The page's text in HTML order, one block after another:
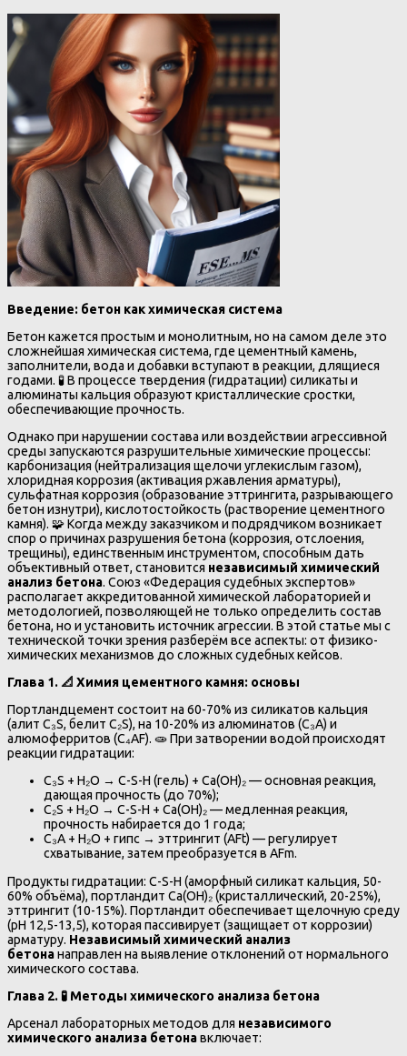
Введение: бетон как химическая система
Бетон кажется простым и монолитным, но на самом деле это
сложнейшая химическая система, где цементный камень,
заполнители, вода и добавки вступают в реакции, длящиеся
годами. 🧪 В процессе твердения (гидратации) силикаты и
алюминаты кальция образуют кристаллические сростки,
обеспечивающие прочность.
Однако при нарушении состава или воздействии агрессивной
среды запускаются разрушительные химические процессы:
карбонизация (нейтрализация щелочи углекислым газом),
хлоридная коррозия (активация ржавления арматуры),
сульфатная коррозия (образование эттрингита, разрывающего
бетон изнутри), кислотостойкость (растворение цементного
камня). 🧩 Когда между заказчиком и подрядчиком возникает
спор о причинах разрушения бетона (коррозия, отслоения,
трещины), единственным инструментом, способным дать
объективный ответ, становится независимый химический
анализ бетона. Союз «Федерация судебных экспертов»
располагает аккредитованной химической лабораторией и
методологией, позволяющей не только определить состав
бетона, но и установить источник агрессии. В этой статье мы с
технической точки зрения разберём все аспекты: от физико-
химических механизмов до сложных судебных кейсов.
Глава 1.📐 Химия цементного камня: основы
Портландцемент состоит на 60-70% из силикатов кальция
(алит C₃S, белит C₂S), на 10-20% из алюминатов (C₃A) и
алюмоферритов (C₄AF). 🧫 При затворении водой происходят
реакции гидратации:
C₃S + H₂O → C-S-H (гель) + Ca(OH)₂ — основная реакция,
дающая прочность (до 70%);
C₂S + H₂O → C-S-H + Ca(OH)₂ — медленная реакция,
прочность набирается до 1 года;
C₃A + H₂O + гипс → эттрингит (AFt) — регулирует
схватывание, затем преобразуется в AFm.
Продукты гидратации: C-S-H (аморфный силикат кальция, 50-
60% объёма), портландит Ca(OH)₂ (кристаллический, 20-25%),
эттрингит (10-15%). Портландит обеспечивает щелочную среду
(pH 12,5-13,5), которая пассивирует (защищает от коррозии)
арматуру. Независимый химический анализ
бетонанаправлен на выявление отклонений от нормального
химического состава.
Глава 2. 🧪 Методы химического анализа бетона
Арсенал лабораторных методов для независимого
химического анализа бетонавключает: